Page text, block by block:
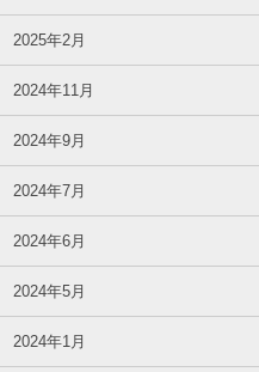
2025年2月
2024年11月
2024年9月
2024年7月
2024年6月
2024年5月
2024年1月